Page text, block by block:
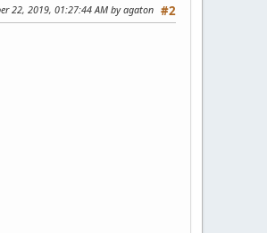
#2
22, 2019, 01:27:44 AM by agaton